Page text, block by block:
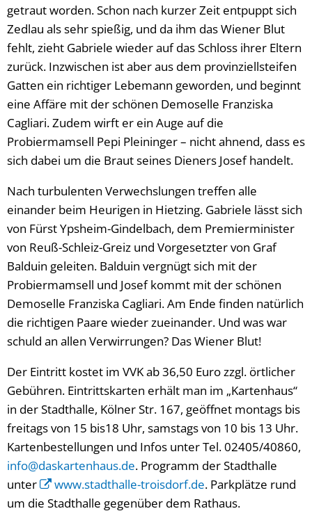
getraut worden. Schon nach kurzer Zeit entpuppt sich
Zedlau als sehr spießig, und da ihm das Wiener Blut
fehlt, zieht Gabriele wieder auf das Schloss ihrer Eltern
zurück. Inzwischen ist aber aus dem provinziellsteifen
Gatten ein richtiger Lebemann geworden, und beginnt
eine Affäre mit der schönen Demoselle Franziska
Cagliari. Zudem wirft er ein Auge auf die
Probiermamsell Pepi Pleininger – nicht ahnend, dass es
sich dabei um die Braut seines Dieners Josef handelt.
Nach turbulenten Verwechslungen treffen alle
einander beim Heurigen in Hietzing. Gabriele lässt sich
von Fürst Ypsheim-Gindelbach, dem Premierminister
von Reuß-Schleiz-Greiz und Vorgesetzter von Graf
Balduin geleiten. Balduin vergnügt sich mit der
Probiermamsell und Josef kommt mit der schönen
Demoselle Franziska Cagliari. Am Ende finden natürlich
die richtigen Paare wieder zueinander. Und was war
schuld an allen Verwirrungen? Das Wiener Blut!
Der Eintritt kostet im VVK ab 36,50 Euro zzgl. örtlicher
Gebühren. Eintrittskarten erhält man im „Kartenhaus“
in der Stadthalle, Kölner Str. 167, geöffnet montags bis
freitags von 15 bis18 Uhr, samstags von 10 bis 13 Uhr.
Kartenbestellungen und Infos unter Tel. 02405/40860,
info@daskartenhaus.de. Programm der Stadthalle
unter
www.stadthalle-troisdorf.de. Parkplätze rund
um die Stadthalle gegenüber dem Rathaus.